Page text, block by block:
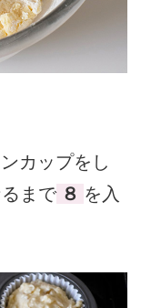
カップをし
まで ８ を入